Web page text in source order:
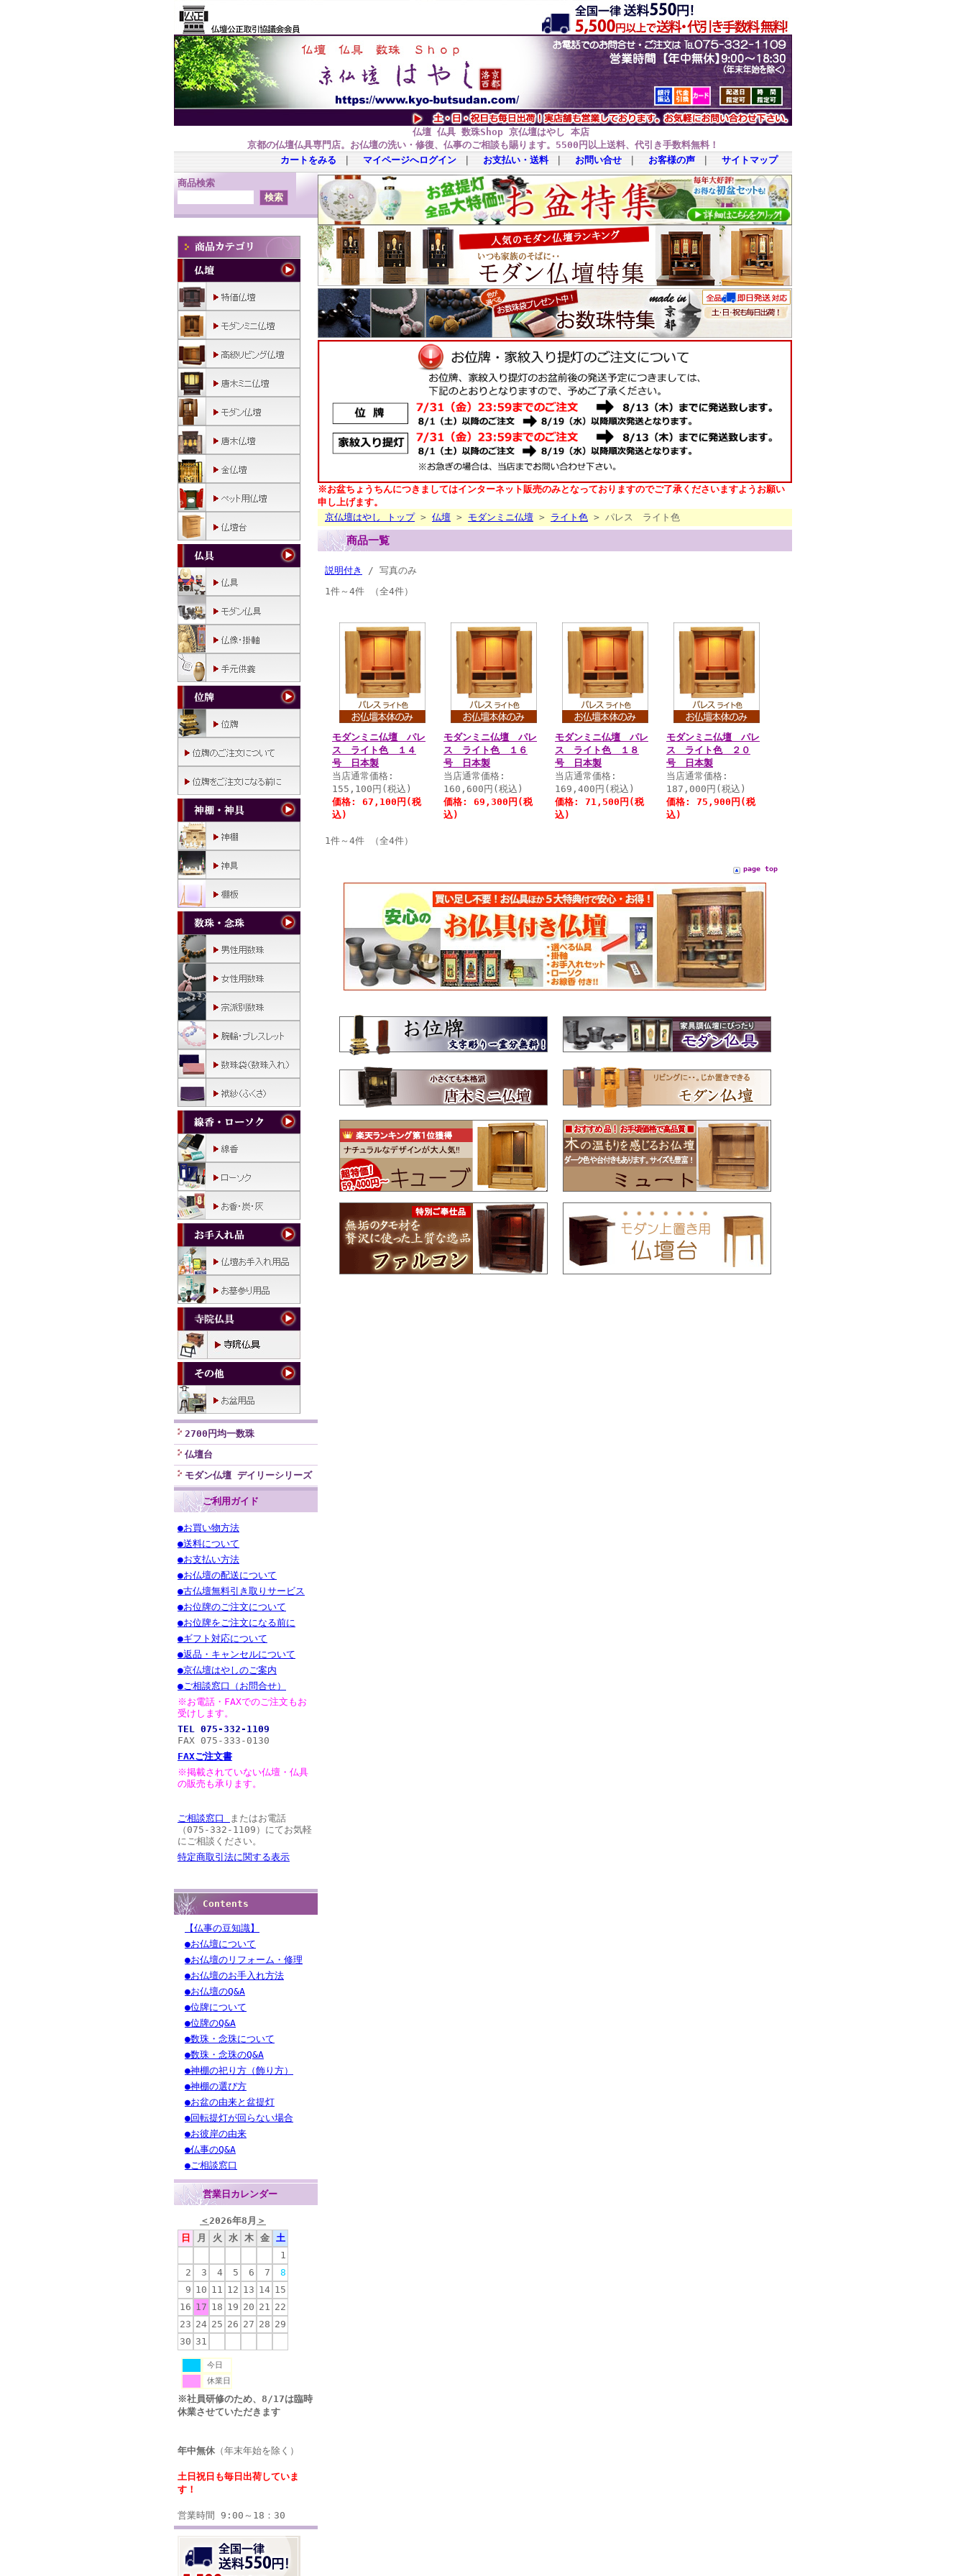
仏壇 仏具 数珠Shop 京仏壇はやし 本店
京都の仏壇仏具専門店。お仏壇の洗い・修復、仏事のご相談も賜ります。5500円以上送料、代引き手数料無料！
カートをみる｜ マイページへログイン｜ お支払い・送料｜ お問い合せ｜ お客様の声｜ サイトマップ
商品検索
2700円均一数珠
仏壇台
モダン仏壇 デイリーシリーズ
ご利用ガイド
●お買い物方法
●送料について
●お支払い方法
●お仏壇の配送について
●古仏壇無料引き取りサービス
●お位牌のご注文について
●お位牌をご注文になる前に
●ギフト対応について
●返品・キャンセルについて
●京仏壇はやしのご案内
●ご相談窓口（お問合せ）
※お電話・FAXでのご注文もお
受けします。
TEL 075-332-1109
FAX 075-333-0130
FAXご注文書
※掲載されていない仏壇・仏具
の販売も承ります。
ご相談窓口
またはお電話
（075-332-1109）にてお気軽
にご相談ください。
特定商取引法に関する表示
Contents
【仏事の豆知識】
●お仏壇について
●お仏壇のリフォーム・修理
●お仏壇のお手入れ方法
●お仏壇のQ&A
●位牌について
●位牌のQ&A
●数珠・念珠について
●数珠・念珠のQ&A
●神棚の祀り方（飾り方）
●神棚の選び方
●お盆の由来と盆提灯
●回転提灯が回らない場合
●お彼岸の由来
●仏事のQ&A
●ご相談窓口
営業日カレンダー
＜2026年8月 ＞
日
月 火 水 木 金
土
1
2
3 4 5 6 7
8
9 10 11 12 13 14 15
16 17 18 19 20 21 22
23 24 25 26 27 28 29
30 31
今日
休業日
※社員研修のため、8/17は臨時
休業させていただきます
年中無休 （年末年始を除く）
土日祝日も毎日出荷していま
す！
営業時間 9:00～18：30
※お盆ちょうちんにつきましてはインターネット販売のみとなっておりますのでご了承くださいますようお願い
申し上げます。
京仏壇はやし トップ> 仏壇 > モダンミニ仏壇 > ライト色 > パレス ライト色
商品一覧
説明付き
/ 写真のみ
1件～4件 （全4件）
モダンミニ仏壇 パレ
ス ライト色 １４
号 日本製
当店通常価格:
155,100円(税込)
価格: 67,100円 (税
込)
モダンミニ仏壇 パレ
ス ライト色 １６
号 日本製
当店通常価格:
160,600円(税込)
価格: 69,300円 (税
込)
モダンミニ仏壇 パレ
ス ライト色 １８
号 日本製
当店通常価格:
169,400円(税込)
価格: 71,500円 (税
込)
モダンミニ仏壇 パレ
ス ライト色 ２０
号 日本製
当店通常価格:
187,000円(税込)
価格: 75,900円 (税
込)
1件～4件 （全4件）
page top